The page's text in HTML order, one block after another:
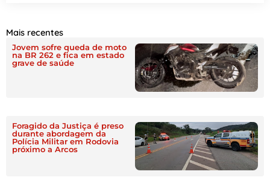
Mais recentes
Jovem sofre queda de moto
na BR 262 e fica em estado
grave de saúde
Foragido da Justiça é preso
durante abordagem da
Polícia Militar em Rodovia
próximo a Arcos